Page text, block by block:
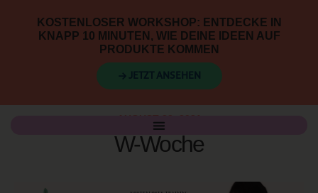
KOSTENLOSER WORKSHOP: ENTDECKE IN
KNAPP 10 MINUTEN, WIE DEINE IDEEN AUF
PRODUKTE KOMMEN
→ JETZT ANSEHEN
AUGUST 22, 2021
W-Woche